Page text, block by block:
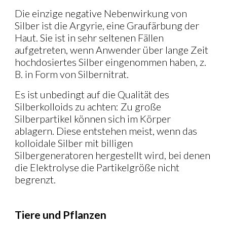
Die einzige negative Nebenwirkung von
Silber ist die Argyrie, eine Graufärbung der
Haut. Sie ist in sehr seltenen Fällen
aufgetreten, wenn Anwender über lange Zeit
hochdosiertes Silber eingenommen haben, z.
B. in Form von Silbernitrat.
Es ist unbedingt auf die Qualität des
Silberkolloids zu achten: Zu große
Silberpartikel können sich im Körper
ablagern. Diese entstehen meist, wenn das
kolloidale Silber mit billigen
Silbergeneratoren hergestellt wird, bei denen
die Elektrolyse die Partikelgröße nicht
begrenzt.
Tiere und Pflanzen